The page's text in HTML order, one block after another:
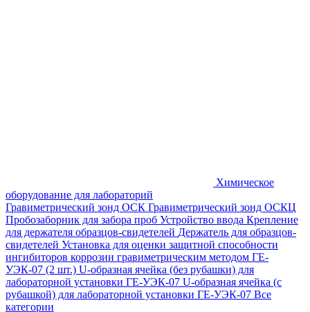
Химическое
оборудование для лабораторий
Гравиметрический зонд ОСК Гравиметрический зонд ОСКЦ
Пробозаборник для забора проб Устройство ввода Крепление
для держателя образцов-свидетелей Держатель для образцов-
свидетелей Установка для оценки защитной способности
ингибиторов коррозии гравиметрическим методом ГЕ-
УЭК-07 (2 шт.) U-образная ячейка (без рубашки) для
лабораторной установки ГЕ-УЭК-07 U-образная ячейка (с
рубашкой) для лабораторной установки ГЕ-УЭК-07 Все
категории